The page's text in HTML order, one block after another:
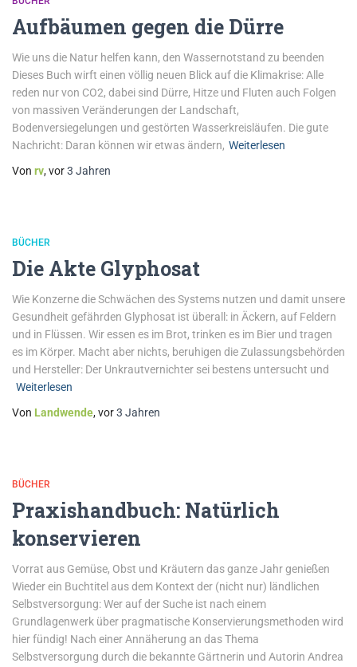
Aufbäumen gegen die Dürre
Wie uns die Natur helfen kann, den Wassernotstand zu beenden
Dieses Buch wirft einen völlig neuen Blick auf die Klimakrise: Alle
reden nur von CO2, dabei sind Dürre, Hitze und Fluten auch Folgen
von massiven Veränderungen der Landschaft,
Bodenversiegelungen und gestörten Wasserkreisläufen. Die gute
Nachricht: Daran können wir etwas ändern, Weiterlesen
Von rv, vor3 Jahren
BÜCHER
Die Akte Glyphosat
Wie Konzerne die Schwächen des Systems nutzen und damit unsere
Gesundheit gefährden Glyphosat ist überall: in Äckern, auf Feldern
und in Flüssen. Wir essen es im Brot, trinken es im Bier und tragen
es im Körper. Macht aber nichts, beruhigen die Zulassungsbehörden
und Hersteller: Der Unkrautvernichter sei bestens untersucht und
Weiterlesen
Von Landwende, vor3 Jahren
BÜCHER
Praxishandbuch: Natürlich
konservieren
Vorrat aus Gemüse, Obst und Kräutern das ganze Jahr genießen
Wieder ein Buchtitel aus dem Kontext der (nicht nur) ländlichen
Selbstversorgung: Wer auf der Suche ist nach einem
Grundlagenwerk über pragmatische Konservierungsmethoden wird
hier fündig! Nach einer Annäherung an das Thema
Selbstversorgung durch die bekannte Gärtnerin und Autorin Andrea